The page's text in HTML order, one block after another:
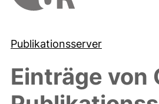
Publikationsserver
Einträge von